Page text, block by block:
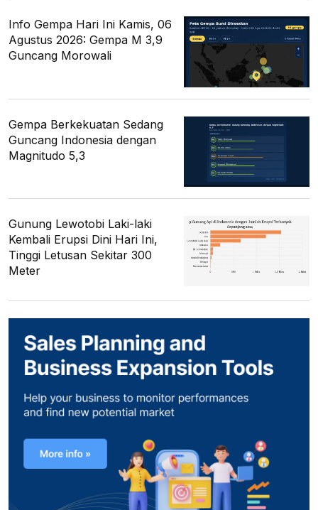
Info Gempa Hari Ini Kamis, 06
Agustus 2026: Gempa M 3,9
Guncang Morowali
Gempa Berkekuatan Sedang
Guncang Indonesia dengan
Magnitudo 5,3
Gunung Lewotobi Laki-laki
Kembali Erupsi Dini Hari Ini,
Tinggi Letusan Sekitar 300
Meter